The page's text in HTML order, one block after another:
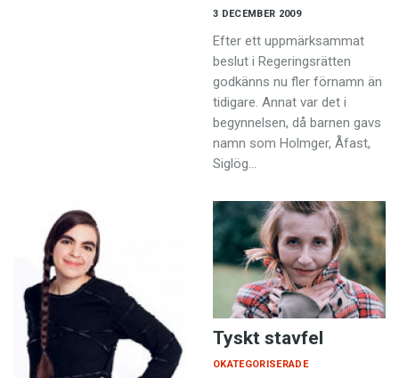
3 DECEMBER 2009
Efter ett uppmärksammat
beslut i Regeringsrätten
godkänns nu fler förnamn än
tidigare. Annat var det i
begynnelsen, då barnen gavs
namn som Holmger, Åfast,
Siglög…
Tyskt stavfel
OKATEGORISERADE